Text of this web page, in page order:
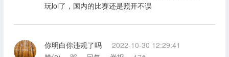
玩lol了，国内的比赛还是照开不误
你明白你违规了吗
2022-10-30 12:29:41